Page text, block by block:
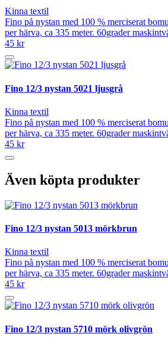
Kinna textil
Fino på nystan med 100 % merciserat
per härva, ca 335 meter. 60grader
45 kr
Fino 12/3 nystan 5021 ljusgrå
Kinna textil
Fino på nystan med 100 % merciserat
per härva, ca 335 meter. 60grader
45 kr
Även köpta produkter
Fino 12/3 nystan 5013 mörkbrun
Kinna textil
Fino på nystan med 100 % merciserat
per härva, ca 335 meter. 60grader
45 kr
Fino 12/3 nystan 5710 mörk olivgrön